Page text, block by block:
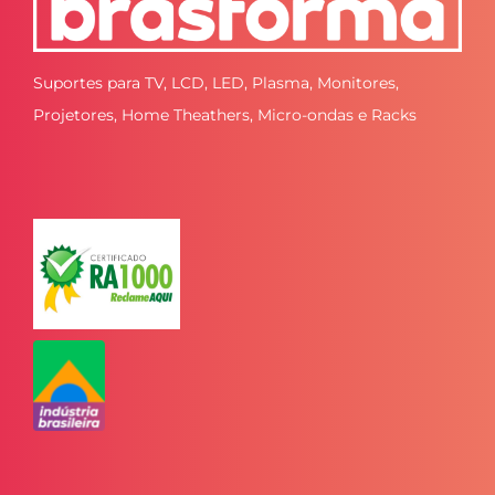
Suportes para TV, LCD, LED, Plasma, Monitores,
Projetores, Home Theathers, Micro-ondas e Racks